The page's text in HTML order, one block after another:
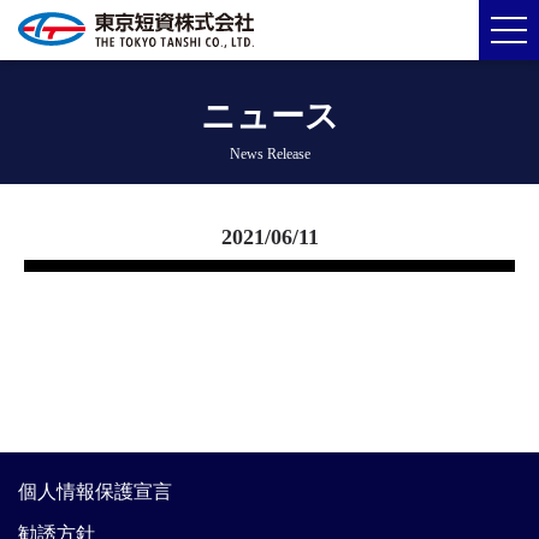
ニュース
News Release
2021/06/11
個人情報保護宣言
勧誘方針